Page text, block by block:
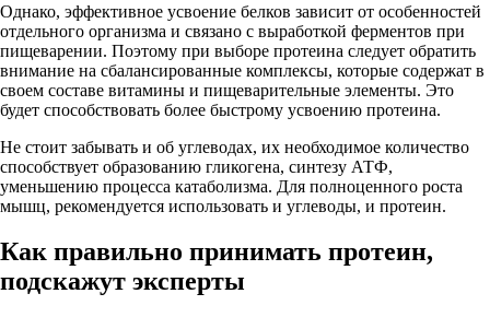
Однако, эффективное усвоение белков зависит от особенностей
отдельного организма и связано с выработкой ферментов при
пищеварении. Поэтому при выборе протеина следует обратить
внимание на сбалансированные комплексы, которые содержат в
своем составе витамины и пищеварительные элементы. Это
будет способствовать более быстрому усвоению протеина.
Не стоит забывать и об углеводах, их необходимое количество
способствует образованию гликогена, синтезу АТФ,
уменьшению процесса катаболизма. Для полноценного роста
мышц, рекомендуется использовать и углеводы, и протеин.
Как правильно принимать протеин,
подскажут эксперты